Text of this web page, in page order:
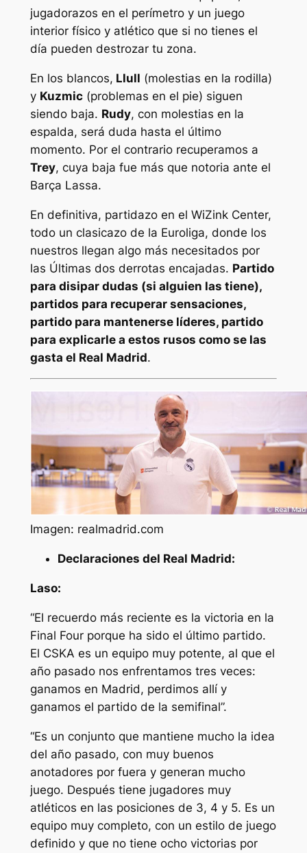
jugadorazos en el perímetro y un juego
interior físico y atlético que si no tienes el
día pueden destrozar tu zona.
En los blancos, Llull (molestias en la rodilla)
y Kuzmic(problemas en el pie) siguen
siendo baja. Rudy, con molestias en la
espalda, será duda hasta el último
momento. Por el contrario recuperamos a
Trey, cuya baja fue más que notoria ante el
Barça Lassa.
En definitiva, partidazo en el WiZink Center,
todo un clasicazo de la Euroliga, donde los
nuestros llegan algo más necesitados por
las Últimas dos derrotas encajadas. Partido
para disipar dudas (si alguien las tiene),
partidos para recuperar sensaciones,
partido para mantenerse líderes, partido
para explicarle a estos rusos como se las
gasta el Real Madrid.
Imagen: realmadrid.com
Declaraciones del Real Madrid:
Laso:
“El recuerdo más reciente es la victoria en la
Final Four porque ha sido el último partido.
El CSKA es un equipo muy potente, al que el
año pasado nos enfrentamos tres veces:
ganamos en Madrid, perdimos allí y
ganamos el partido de la semifinal”.
“Es un conjunto que mantiene mucho la idea
del año pasado, con muy buenos
anotadores por fuera y generan mucho
juego. Después tiene jugadores muy
atléticos en las posiciones de 3, 4 y 5. Es un
equipo muy completo, con un estilo de juego
definido y que no tiene ocho victorias por